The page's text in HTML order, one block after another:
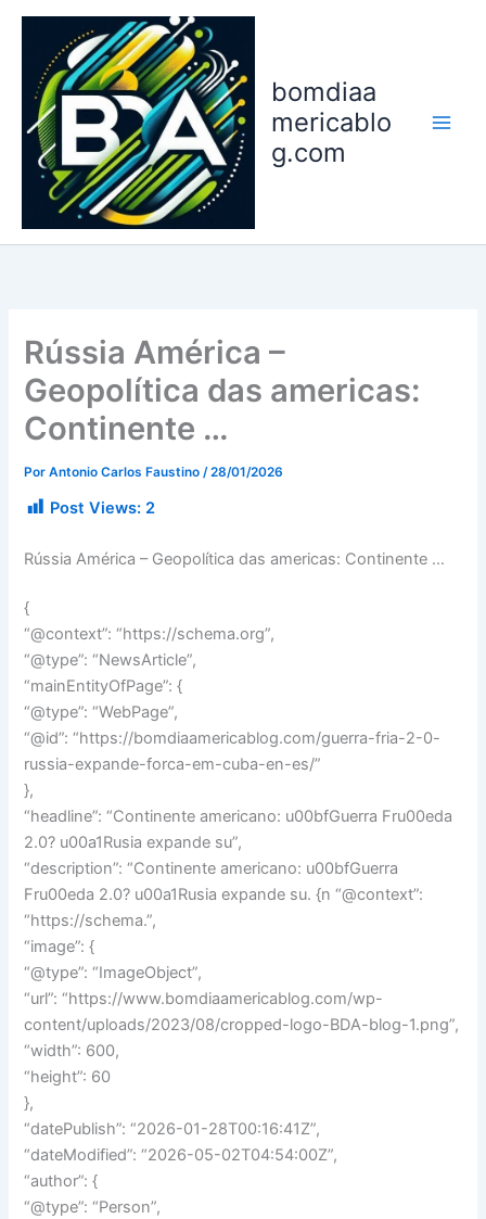
conteúdo
bomdiaa
mericablo
g.com
Rússia América –
Geopolítica das americas:
Continente …
PorAntonio Carlos Faustino /28/01/2026
Post Views: 2
Rússia América – Geopolítica das americas: Continente …
{
“@context”: “https://schema.org”,
“@type”: “NewsArticle”,
“mainEntityOfPage”: {
“@type”: “WebPage”,
“@id”: “https://bomdiaamericablog.com/guerra-fria-2-0-
russia-expande-forca-em-cuba-en-es/”
},
“headline”: “Continente americano: u00bfGuerra Fru00eda
2.0? u00a1Rusia expande su”,
“description”: “Continente americano: u00bfGuerra
Fru00eda 2.0? u00a1Rusia expande su. {n “@context”:
“https://schema.”,
“image”: {
“@type”: “ImageObject”,
“url”: “https://www.bomdiaamericablog.com/wp-
content/uploads/2023/08/cropped-logo-BDA-blog-1.png”,
“width”: 600,
“height”: 60
},
“datePublish”: “2026-01-28T00:16:41Z”,
“dateModified”: “2026-05-02T04:54:00Z”,
“author”: {
“@type”: “Person”,